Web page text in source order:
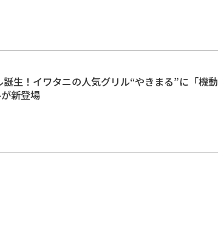
生！イワタニの人気グリル“やきまる”に「機動
新登場